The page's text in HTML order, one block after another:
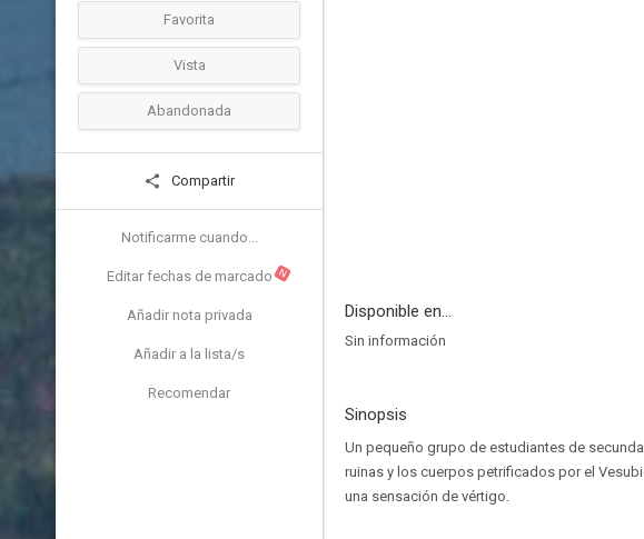
Favorita
Vista
Abandonada
Compartir
Notificarme cuando...
Editar fechas de marcado N
Añadir nota privada
Añadir a la lista/s
Recomendar
Disponible en...
Sin información
Sinopsis
Un pequeño grupo de estudiantes de
ruinas y los cuerpos petrificados por el
una sensación de vértigo.